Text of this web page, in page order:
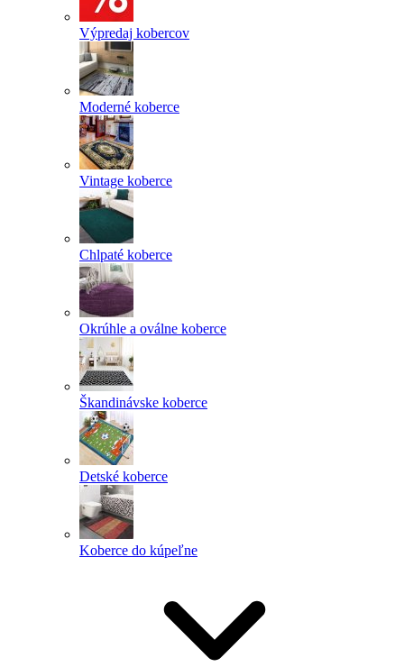
Výpredaj kobercov
Moderné koberce
Vintage koberce
Chlpaté koberce
Okrúhle a oválne koberce
Škandinávske koberce
Detské koberce
Koberce do kúpeľne